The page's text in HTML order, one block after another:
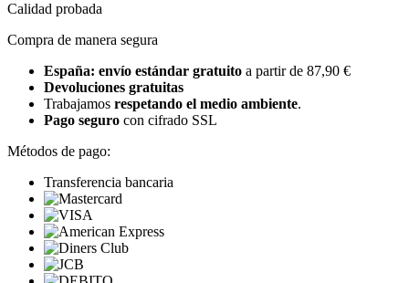
Calidad probada
Compra de manera segura
España: envío estándar gratuito a partir de 87,90 €
Devoluciones gratuitas
Trabajamos respetando el medio ambiente.
Pago seguro con cifrado SSL
Métodos de pago:
Transferencia bancaria